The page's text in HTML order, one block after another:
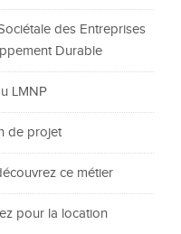
des Entreprises
Durable
LMNP
de projet
ce métier
pour la location